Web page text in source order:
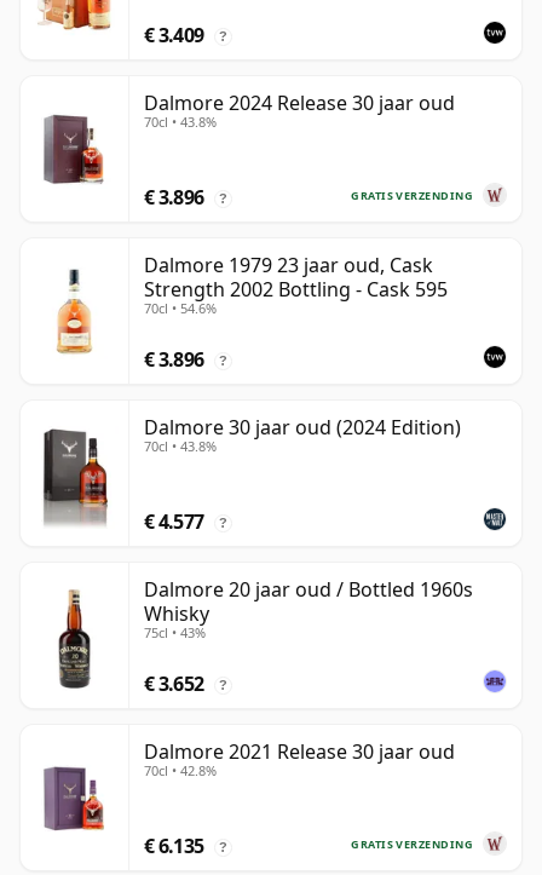
€ 3.409 ?
Dalmore 2024 Release 30 jaar oud
70cl • 43.8%
GRATIS VERZENDING
€ 3.896 ?
Dalmore 1979 23 jaar oud, Cask
Strength 2002 Bottling - Cask 595
70cl • 54.6%
€ 3.896 ?
Dalmore 30 jaar oud (2024 Edition)
70cl • 43.8%
€ 4.577 ?
Dalmore 20 jaar oud / Bottled 1960s
Whisky
75cl • 43%
€ 3.652 ?
Dalmore 2021 Release 30 jaar oud
70cl • 42.8%
GRATIS VERZENDING
€ 6.135 ?